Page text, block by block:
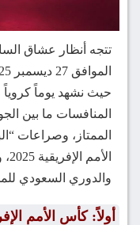
تتجه أنظار عشاق
حيث نشهد يوماً كروياً
المنافسات ما بين
الممتاز، وصراعات
والدوري السعودي
أولاً: كأس الأمم الإفريقية 2025